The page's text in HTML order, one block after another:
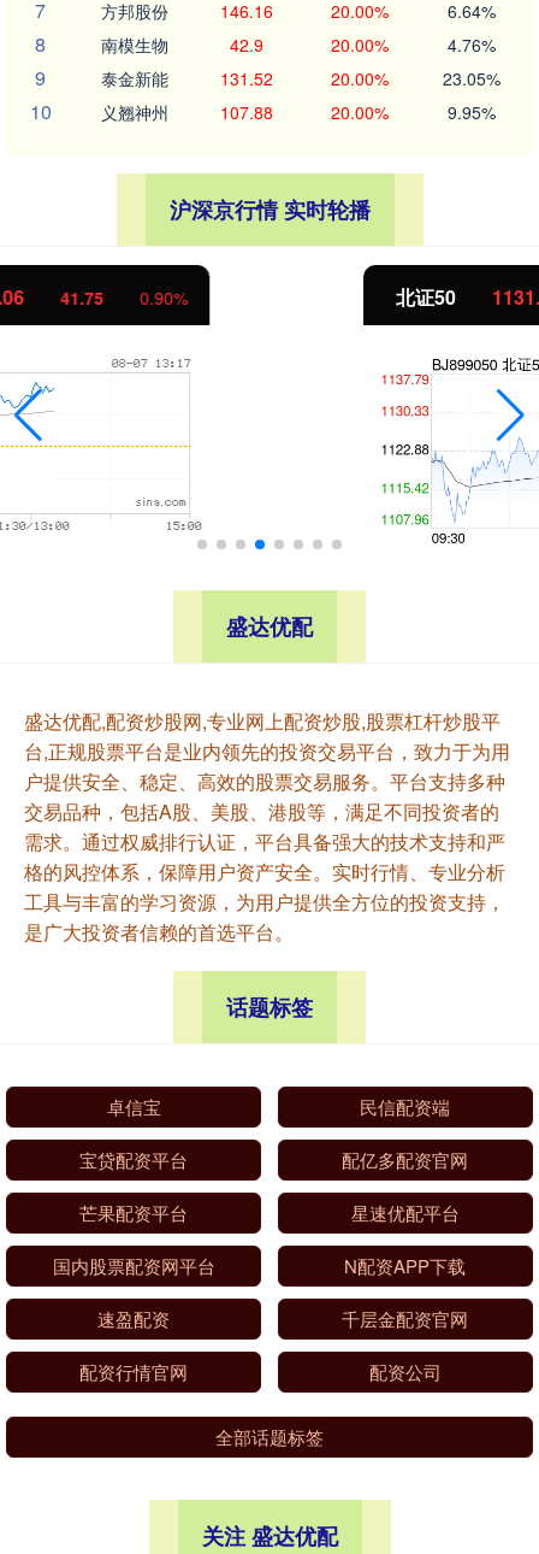
7 方邦股份 146.16 20.00% 6.64%
8 南模生物 42.9 20.00% 4.76%
9 泰金新能 131.52 20.00% 23.05%
10 义翘神州 107.88 20.00% 9.95%
沪深京行情 实时轮播
北证50 0.80%
盛达优配
盛达优配,配资炒股网,专业网上配资炒股,股票杠杆炒股平
台,正规股票平台是业内领先的投资交易平台，致力于为用
户提供安全、稳定、高效的股票交易服务。平台支持多种
交易品种，包括A股、美股、港股等，满足不同投资者的
需求。通过权威排行认证，平台具备强大的技术支持和严
格的风控体系，保障用户资产安全。实时行情、专业分析
工具与丰富的学习资源，为用户提供全方位的投资支持，
是广大投资者信赖的首选平台。
话题标签
卓信宝 民信配资端
宝贷配资平台 配亿多配资官网
芒果配资平台 星速优配平台
国内股票配资网平台 N配资APP下载
速盈配资 千层金配资官网
配资行情官网 配资公司
全部话题标签
关注 盛达优配